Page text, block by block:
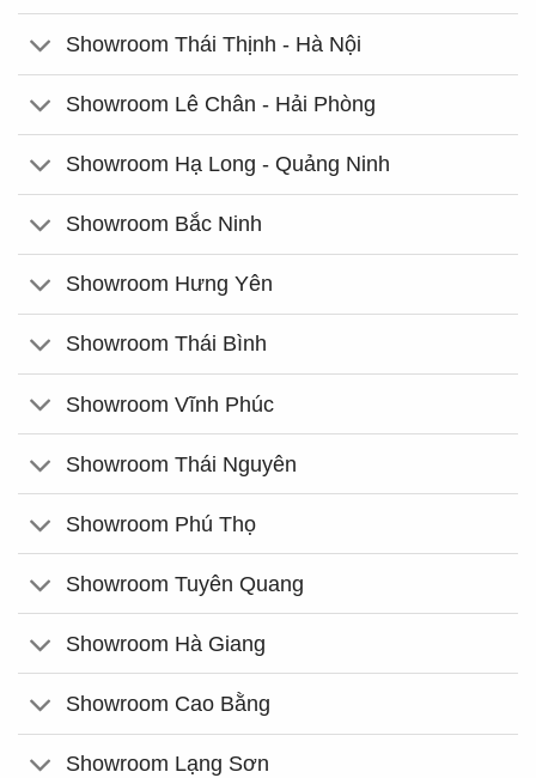
Showroom Thái Thịnh - Hà Nội
Showroom Lê Chân - Hải Phòng
Showroom Hạ Long - Quảng Ninh
Showroom Bắc Ninh
Showroom Hưng Yên
Showroom Thái Bình
Showroom Vĩnh Phúc
Showroom Thái Nguyên
Showroom Phú Thọ
Showroom Tuyên Quang
Showroom Hà Giang
Showroom Cao Bằng
Showroom Lạng Sơn